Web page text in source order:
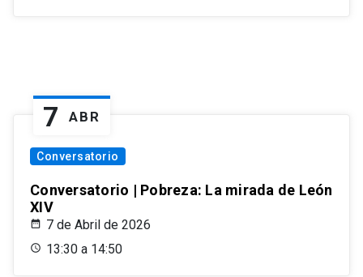
7 ABR
Conversatorio
Conversatorio | Pobreza: La mirada de León
XIV
7 de Abril de 2026
13:30 a 14:50